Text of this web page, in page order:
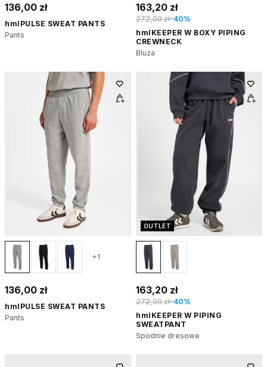
136,00 zł
hmlPULSE SWEAT PANTS
Pants
163,20 zł
272,00 zł-40%
hmlKEEPER W BOXY PIPING
CREWNECK
Bluza
+1
136,00 zł
hmlPULSE SWEAT PANTS
Pants
OUTLET
163,20 zł
272,00 zł-40%
hmlKEEPER W PIPING
SWEATPANT
Spodnie dresowe